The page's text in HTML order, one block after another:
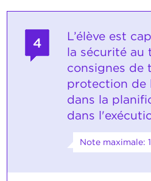
4
L’élève est
la sécurité au
consignes de
protection de
dans la
dans
Note maximale: